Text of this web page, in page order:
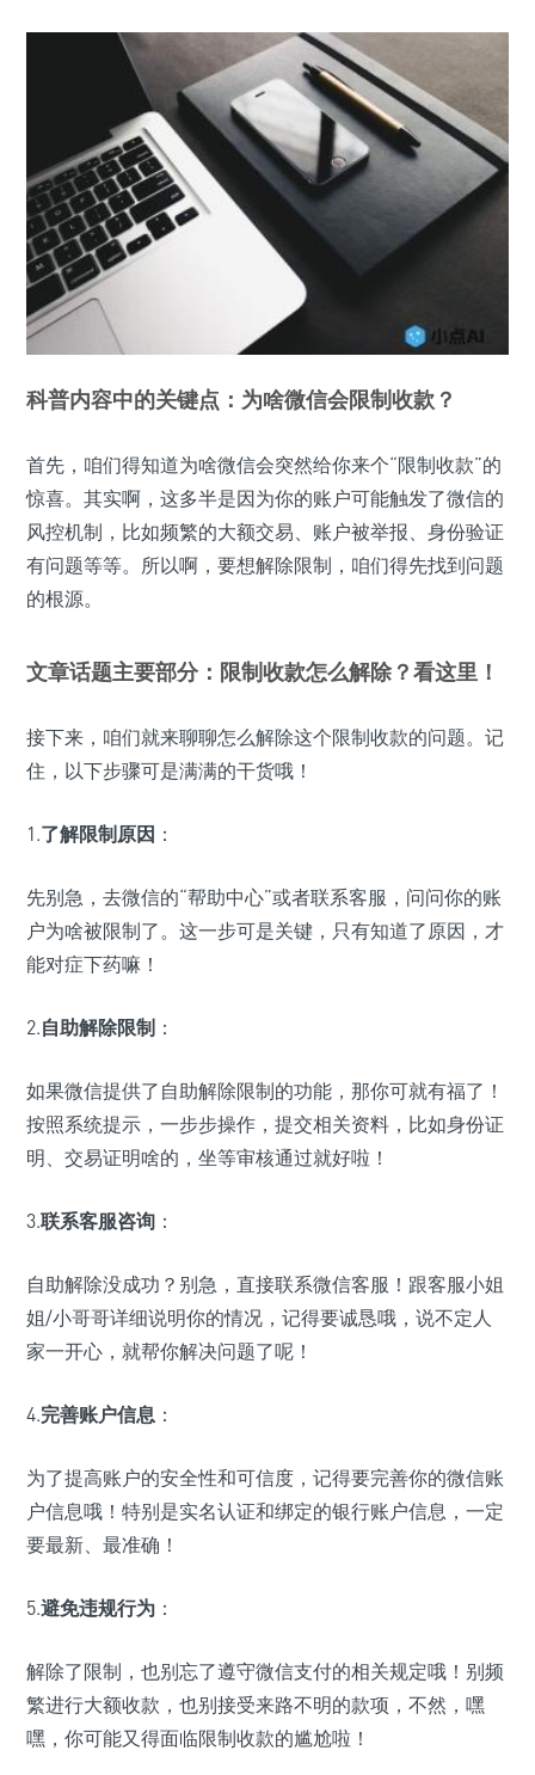
科普内容中的关键点：为啥微信会限制收款？
首先，咱们得知道为啥微信会突然给你来个“限制收款”的
惊喜。其实啊，这多半是因为你的账户可能触发了微信的
风控机制，比如频繁的大额交易、账户被举报、身份验证
有问题等等。所以啊，要想解除限制，咱们得先找到问题
的根源。
文章话题主要部分：限制收款怎么解除？看这里！
接下来，咱们就来聊聊怎么解除这个限制收款的问题。记
住，以下步骤可是满满的干货哦！
1.了解限制原因 ：
先别急，去微信的“帮助中心”或者联系客服，问问你的账
户为啥被限制了。这一步可是关键，只有知道了原因，才
能对症下药嘛！
2.自助解除限制 ：
如果微信提供了自助解除限制的功能，那你可就有福了！
按照系统提示，一步步操作，提交相关资料，比如身份证
明、交易证明啥的，坐等审核通过就好啦！
3.联系客服咨询 ：
自助解除没成功？别急，直接联系微信客服！跟客服小姐
姐/小哥哥详细说明你的情况，记得要诚恳哦，说不定人
家一开心，就帮你解决问题了呢！
4.完善账户信息 ：
为了提高账户的安全性和可信度，记得要完善你的微信账
户信息哦！特别是实名认证和绑定的银行账户信息，一定
要最新、最准确！
5.避免违规行为 ：
解除了限制，也别忘了遵守微信支付的相关规定哦！别频
繁进行大额收款，也别接受来路不明的款项，不然，嘿
嘿，你可能又得面临限制收款的尴尬啦！